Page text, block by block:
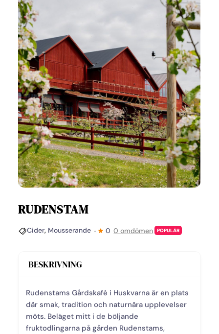
RUDENSTAM
Cider, Mousserande 0 0 omdömen POPULÄR
BESKRIVNING
Rudenstams Gårdskafé i Huskvarna är en plats
där smak, tradition och naturnära upplevelser
möts. Beläget mitt i de böljande
fruktodlingarna på gården Rudenstams,